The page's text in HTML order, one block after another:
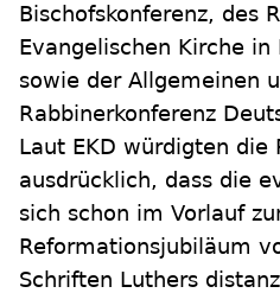
Bischofskonferenz, des
Evangelischen Kirche in
sowie der Allgemeinen
Rabbinerkonferenz
Laut EKD würdigten die
ausdrücklich, dass die
sich schon im Vorlauf
Reformationsjubiläum
Schriften Luthers